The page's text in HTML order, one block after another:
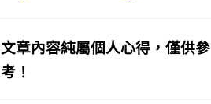
文章內容純屬個人心得，僅供參
考！